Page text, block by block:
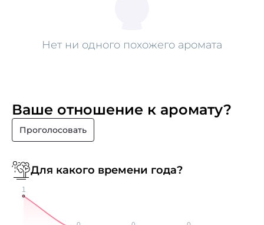
Нет ни одного похожего аромата
Ваше отношение к аромату?
Проголосовать
Для какого времени года?